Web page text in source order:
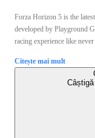
Forza Horizon 5 is the
developed by Playground
racing experience like
Citește mai mult